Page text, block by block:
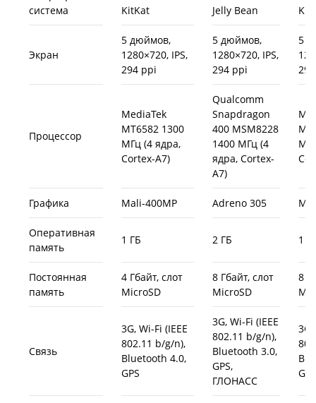
система
KitKat
Jelly Bean
Экран
5 дюймов,
1280×720, IPS,
294 ppi
5 дюймов,
1280×720, IPS,
294 ppi
5
Процессор
MediaTek
MT6582 1300
МГц (4 ядра,
Cortex-A7)
Qualcomm
Snapdragon
400 MSM8228
1400 МГц (4
ядра, Cortex-
A7)
Графика Mali-400MP Adreno 305
Оперативная
память
1 ГБ 2 ГБ 1
Постоянная
память
4 Гбайт, слот
MicroSD
8 Гбайт, слот
MicroSD
8
Связь
3G, Wi-Fi (IEEE
802.11 b/g/n),
Bluetooth 4.0,
GPS
3G, Wi-Fi (IEEE
802.11 b/g/n),
Bluetooth 3.0,
GPS,
ГЛОНАСС
3G,
GPS